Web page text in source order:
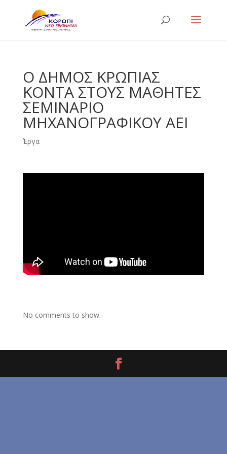
Ο ΔΗΜΟΣ ΚΡΩΠΙΑΣ
ΚΟΝΤΑ ΣΤΟΥΣ ΜΑΘΗΤΕΣ
ΣΕΜΙΝΑΡΙΟ
ΜΗΧΑΝΟΓΡΑΦΙΚΟΥ ΑΕΙ
Έργα
No comments to show.